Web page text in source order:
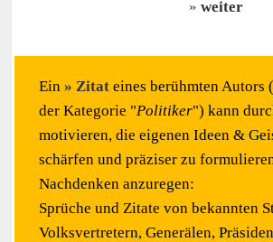
weiter
Ein Zitat eines berühmten Autors
der Kategorie "Politiker") kann
motivieren, die eigenen Ideen &
schärfen und präziser zu
Nachdenken anzuregen:
Sprüche und Zitate von bekannten
Volksvertretern, Generälen,